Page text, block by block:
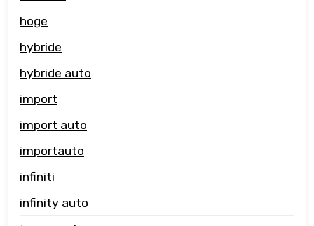
hoge
hybride
hybride auto
import
import auto
importauto
infiniti
infinity auto